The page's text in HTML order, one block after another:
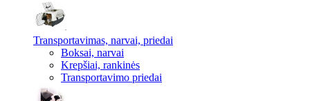
Transportavimas, narvai, priedai
Boksai, narvai
Krepšiai, rankinės
Transportavimo priedai